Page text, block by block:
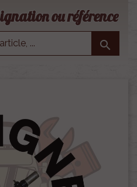
ou référence
